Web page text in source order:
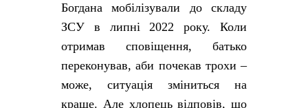
Богдана мобілізували до складу
ЗСУ в липні 2022 року. Коли
отримав сповіщення, батько
переконував, аби почекав трохи –
може, ситуація зміниться на
краще. Але хлопець відповів, що